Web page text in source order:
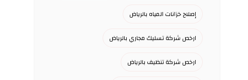
إصلاح خزانات المياه بالرياض
ارخص شركة تسليك مجاري بالرياض
ارخص شركة تنظيف بالرياض